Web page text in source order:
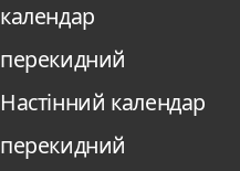
календар
перекидний
Настінний календар
перекидний